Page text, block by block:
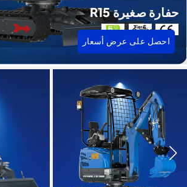
حفارة صغيرة R15
احصل على عرض أسعار